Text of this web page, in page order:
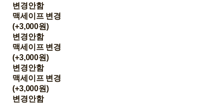
변경안함
맥세이프 변경
(+3,000원)
변경안함
맥세이프 변경
(+3,000원)
변경안함
맥세이프 변경
(+3,000원)
변경안함